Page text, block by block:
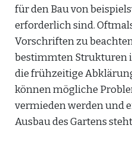
für den Bau von
erforderlich sind.
Vorschriften zu
bestimmten Strukturen
die frühzeitige
können mögliche
vermieden werden und
Ausbau des Gartens